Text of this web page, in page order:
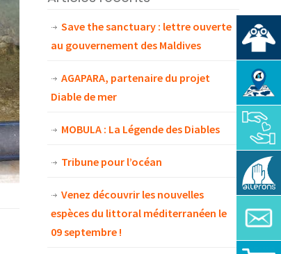
Save the sanctuary : lettre ouverte
au gouvernement des Maldives
AGAPARA, partenaire du projet
Diable de mer
MOBULA : La Légende des Diables
Tribune pour l’océan
Venez découvrir les nouvelles
espèces du littoral méditerranéen le
09 septembre !